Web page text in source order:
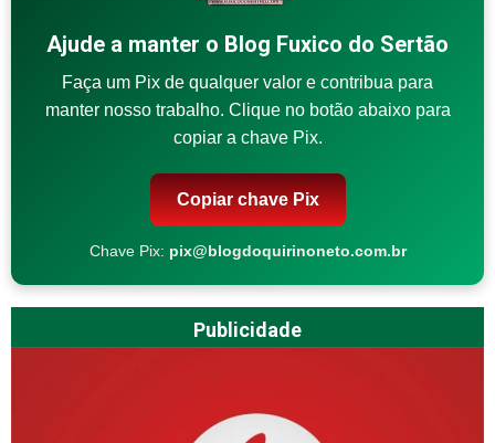
Ajude a manter o Blog Fuxico do Sertão
Faça um Pix de qualquer valor e contribua para
manter nosso trabalho. Clique no botão abaixo para
copiar a chave Pix.
Copiar chave Pix
Chave Pix: pix@blogdoquirinoneto.com.br
Publicidade